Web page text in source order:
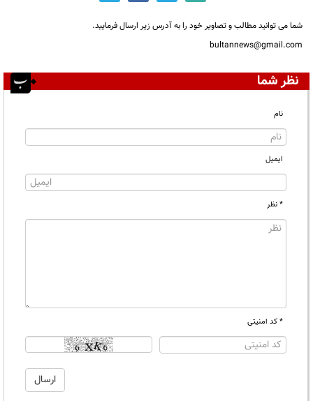
شما می توانید مطالب و تصاویر خود را به آدرس زیر ارسال فرمایید.
bultannews@gmail.com
نظر شما
نام
ایمیل
* نظر
* کد امنیتی